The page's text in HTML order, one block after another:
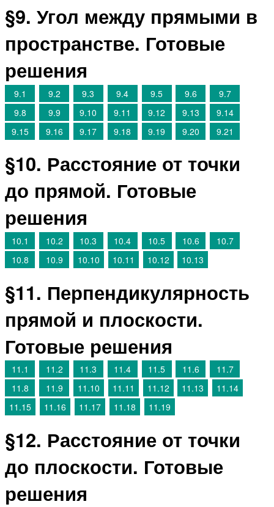
§9. Угол между прямыми в
пространстве. Готовые
решения
9.1 9.2 9.3 9.4 9.5 9.6
9.7
9.8
9.9 9.10 9.11 9.12 9.13
9.14
9.15
9.16 9.17 9.18 9.19 9.20 9.21
§10. Расстояние от точки
до прямой. Готовые
решения
10.1 10.2 10.3 10.4 10.5 10.6
10.7
10.8
10.9 10.10 10.11 10.12 10.13
§11. Перпендикулярность
прямой и плоскости.
Готовые решения
11.1 11.2 11.3 11.4 11.5 11.6
11.7
11.8
11.9 11.10 11.11 11.12 11.13
11.14
11.15
11.16 11.17 11.18 11.19
§12. Расстояние от точки
до плоскости. Готовые
решения